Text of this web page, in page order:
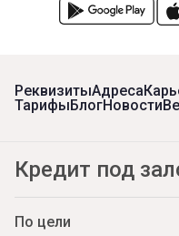
РеквизитыАдреса
ТарифыБлогНовости
Кредит под
По цели